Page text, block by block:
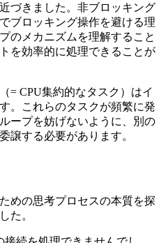
づきました。非ブロッキング
ブロッキング操作を避ける理
のメカニズムを理解すること
を効率的に処理できることが
= CPU集約的なタスク）はイ
。これらのタスクが頻繁に発
ープを妨げないように、別の
譲する必要があります。
めの思考プロセスの本質を探
た。